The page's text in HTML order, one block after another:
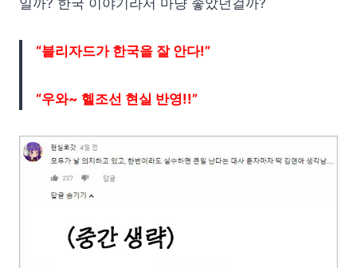
일까? 한국 이야기라서 마냥 좋았던걸까?
“블리자드가 한국을 잘 안다!”
“우와~ 헬조선 현실 반영!!”